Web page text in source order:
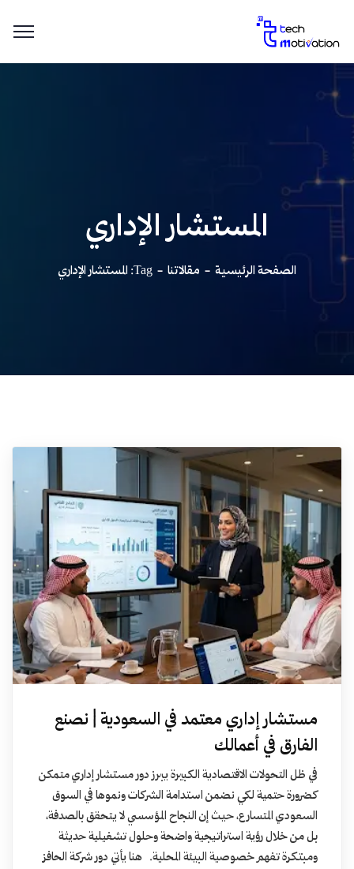
المستشار الإداري
الصفحة الرئيسية مقالاتنا Tag: المستشار الإداري
مستشار إداري معتمد في السعودية | نصنع
الفارق في أعمالك
في ظل التحولات الاقتصادية الكبيرة يبرز دور مستشار إداري متمكن
كضرورة حتمية لكي نضمن استدامة الشركات ونموها في السوق
السعودي المتسارع، حيث إن النجاح المؤسسي لا يتحقق بالصدفة،
بل من خلال رؤية استراتيجية واضحة وحلول تشغيلية حديثة
ومبتكرة تفهم خصوصية البيئة المحلية. هنا يأتي دور شركة الحافز